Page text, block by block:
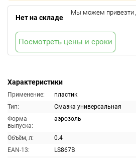
Характеристики
Применение:
пластик
Тип:
Смазка универсальная
Форма
выпуска:
аэрозоль
Объём, л:
0.4
EAN-13:
LS867B
Нет на складе
Мы можем привезти
Посмотреть цены и сроки